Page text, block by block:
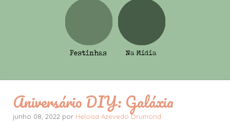
Aniversário DIY: Galáxia
junho 08, 2022 por Heloisa Azevedo Drumond